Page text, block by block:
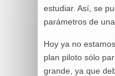
estudiar. Así, se
parámetros de una
Hoy ya no
plan piloto sólo
grande, ya que